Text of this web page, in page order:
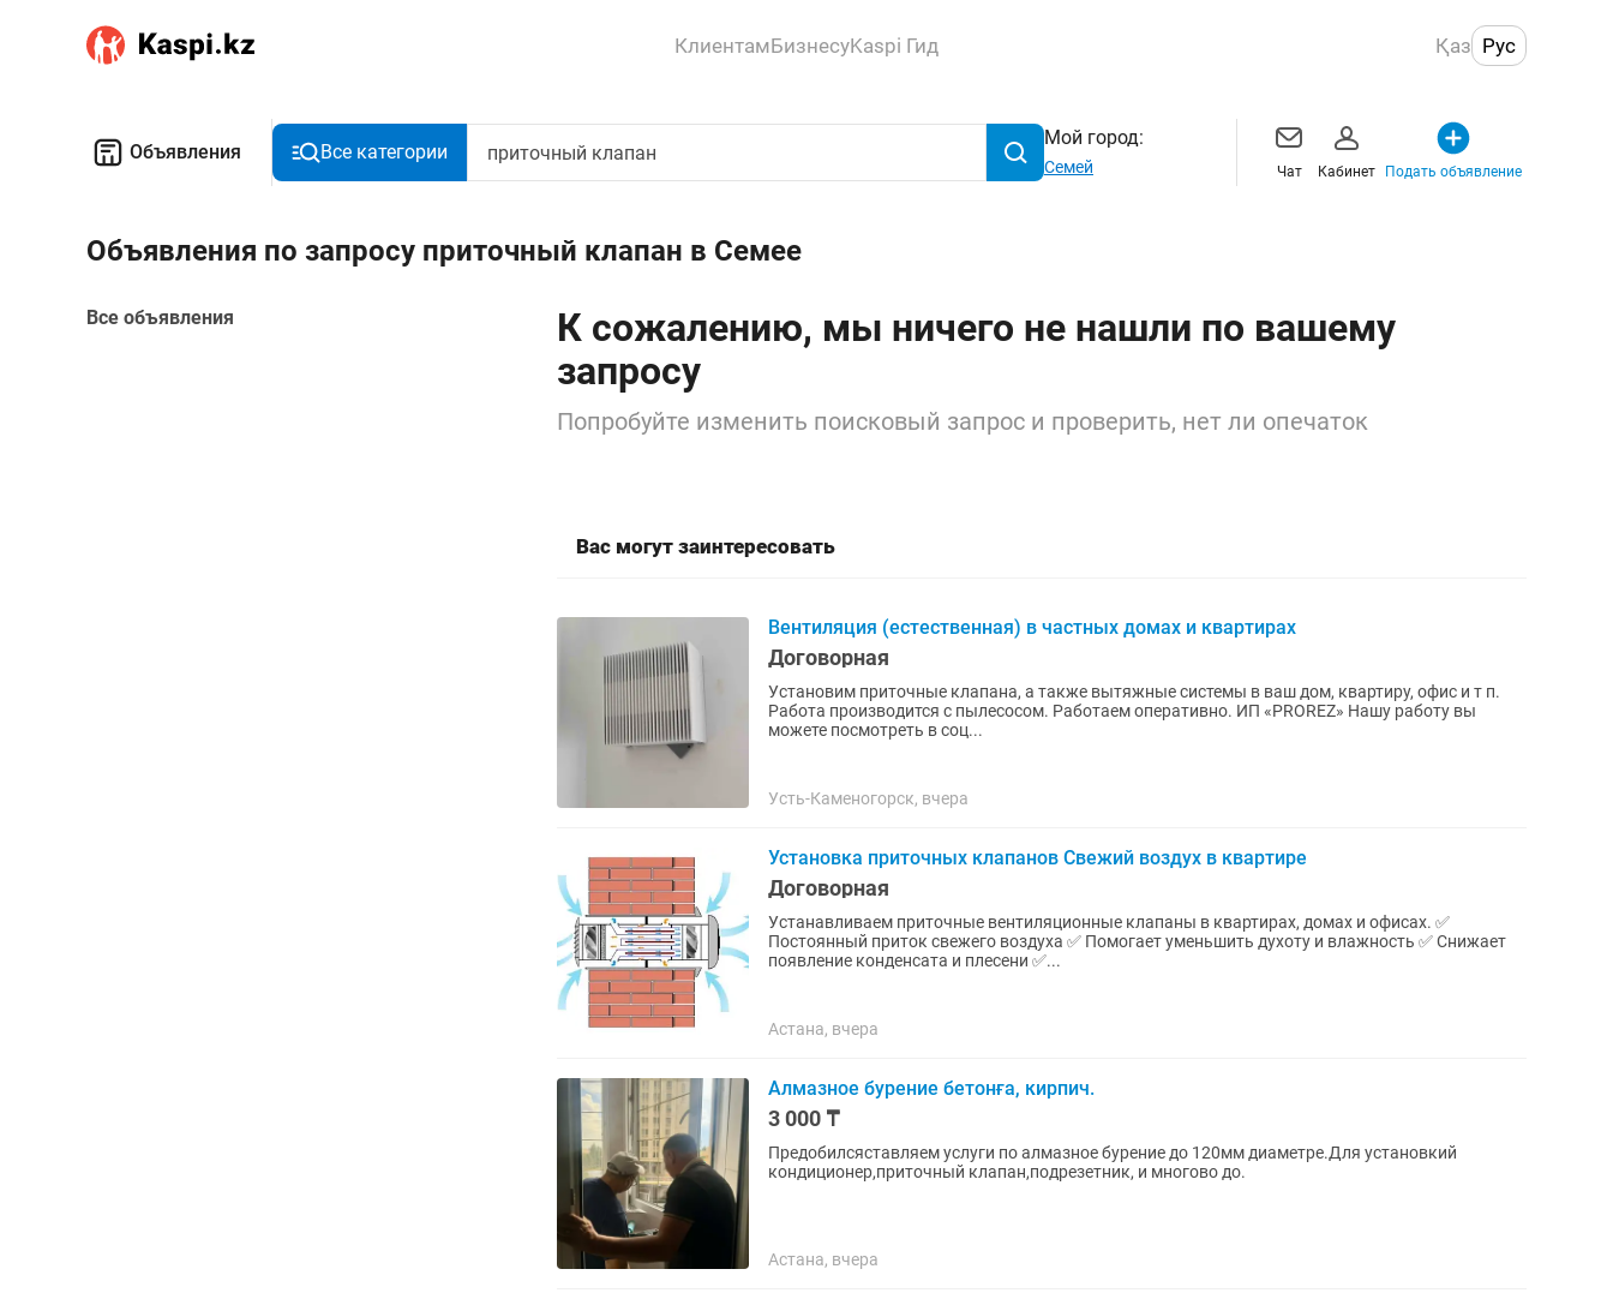
КлиентамБизнесуKaspi Гид Қаз Рус
Объявления Все категории
Мой город:
Семей Чат Кабинет Подать объявление
Объявления по запросу приточный клапан в Семее
Все объявления
К сожалению, мы ничего не нашли по вашему
запросу
Попробуйте изменить поисковый запрос и проверить, нет ли опечаток
Вас могут заинтересовать
Вентиляция (естественная) в частных домах и квартирах
Договорная
Установим приточные клапана, а также вытяжные системы в ваш дом, квартиру, офис и т п.
Работа производится с пылесосом. Работаем оперативно. ИП «PROREZ» Нашу работу вы
можете посмотреть в соц...
Усть-Каменогорск, вчера
Установка приточных клапанов Свежий воздух в квартире
Договорная
Устанавливаем приточные вентиляционные клапаны в квартирах, домах и офисах. ✅
Постоянный приток свежего воздуха ✅ Помогает уменьшить духоту и влажность ✅ Снижает
появление конденсата и плесени ✅...
Астана, вчера
Алмазное бурение бетонға, кирпич.
3 000 ₸
Предобилсяставляем услуги по алмазное бурение до 120мм диаметре.Для установкий
кондиционер,приточный клапан,подрезетник, и многово до.
Астана, вчера